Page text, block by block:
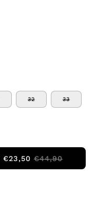
32 33
€23,50 €44,90